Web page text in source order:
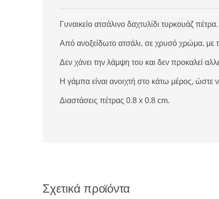
Γυναικείο ατσάλινο δαχτυλίδι τυρκουάζ πέτρα.
Από ανοξείδωτο ατσάλι, σε χρυσό χρώμα, με
Δεν χάνει την λάμψη του και δεν προκαλεί
Η γάμπα είναι ανοιχτή στο κάτω μέρος, ώστε
Διαστάσεις πέτρας 0.8 x 0.8 cm.
Σχετικά προϊόντα